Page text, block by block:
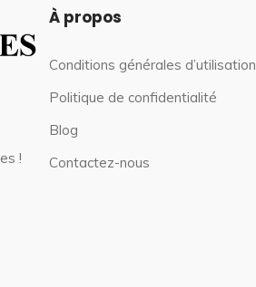
!
À propos
Conditions générales d’utilisation
Politique de confidentialité
Blog
Contactez-nous